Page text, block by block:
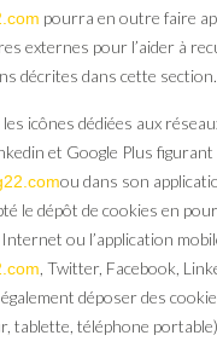
pourra en outre faire
externes pour l’aider à
décrites dans cette section.
icônes dédiées aux
et Google Plus figurant
ou dans son
le dépôt de cookies en
ou l’application
, Twitter, Facebook,
déposer des
tablette, téléphone